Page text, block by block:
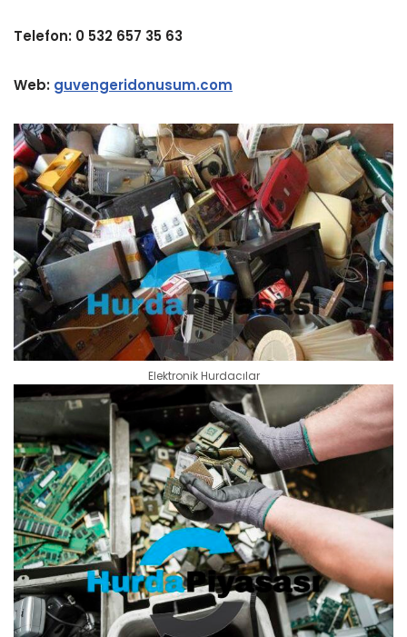
Telefon: 0 532 657 35 63
Web: guvengeridonusum.com
Elektronik Hurdacılar